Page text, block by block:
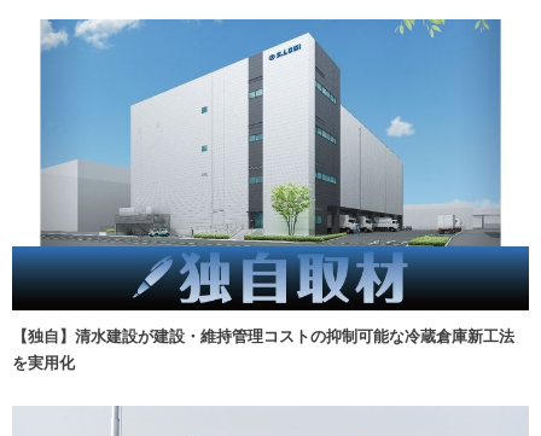
【独自】清水建設が建設・維持管理コストの抑制可能な冷蔵倉庫新工法
を実用化